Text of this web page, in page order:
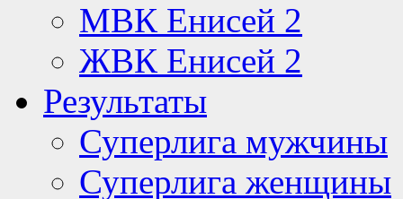
МВК Енисей 2
ЖВК Енисей 2
Результаты
Суперлига мужчины
Суперлига женщины